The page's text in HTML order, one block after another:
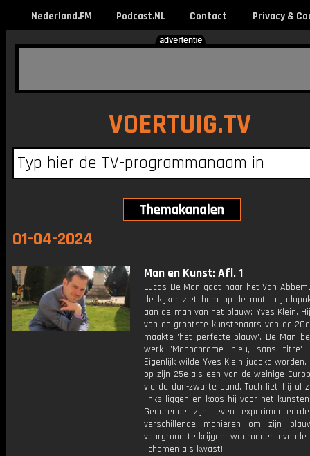
Nederland.FM Podcast.NL Contact Privacy &
VOERTUIG.TV
01-04-2024
Man en Kunst: Afl. 1
Lucas De Man gaat naar het Van
de kijker ziet hem op de mat in
aan de man van het blauw: Yves Klein.
van de grootste kunstenaars van de
maakte 'het perfecte blauw'. De Man
werk 'Monochrome bleu, sans titre'
Eigenlijk wilde Yves Klein judoka
op zijn 25e als een van de weinige
vierde dan-zwarte band. Toch liet hij al
links liggen en koos hij voor het
Gedurende zijn leven
verschillende manieren om zijn
voorgrond te krijgen, waaronder levende
lichamen als kwast!